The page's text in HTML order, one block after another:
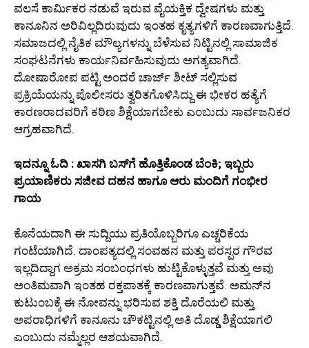
ವಲಸೆ ಕಾರ್ಮಿಕರ ನಡುವೆ ಇರುವ ವೈಯಕ್ತಿಕ ದ್ವೇಷಗಳು ಮತ್ತು
ಕಾನೂನಿನ ಅರಿವಿಲ್ಲದಿರುವುದು ಇಂತಹ ಕೃತ್ಯಗಳಿಗೆ ಕಾರಣವಾಗುತ್ತಿದೆ.
ಸಮಾಜದಲ್ಲಿ ನೈತಿಕ ಮೌಲ್ಯಗಳನ್ನು ಬೆಳೆಸುವ ನಿಟ್ಟಿನಲ್ಲಿ ಸಾಮಾಜಿಕ
ಸಂಘಟನೆಗಳು ಕಾರ್ಯನಿರ್ವಹಿಸುವುದು ಅಗತ್ಯವಾಗಿದೆ.
ದೋಷಾರೋಪ ಪಟ್ಟಿ ಅಂದರೆ ಚಾರ್ಜ್ ಶೀಟ್ ಸಲ್ಲಿಸುವ
ಪ್ರಕ್ರಿಯೆಯನ್ನು ಪೊಲೀಸರು ತ್ವರಿತಗೊಳಿಸಿದ್ದು ಈ ಭೀಕರ ಹತ್ಯೆಗೆ
ಕಾರಣರಾದವರಿಗೆ ಕಠಿಣ ಶಿಕ್ಷೆಯಾಗಬೇಕು ಎಂಬುದು ಸಾರ್ವಜನಿಕರ
ಆಗ್ರಹವಾಗಿದೆ.
ಇದನ್ನೂ ಓದಿ : ಖಾಸಗಿ ಬಸ್‌ಗೆ ಹೊತ್ತಿಕೊಂಡ ಬೆಂಕಿ; ಇಬ್ಬರು
ಪ್ರಯಾಣಿಕರು ಸಜೀವ ದಹನ ಹಾಗೂ ಆರು ಮಂದಿಗೆ ಗಂಭೀರ
ಗಾಯ
ಕೊನೆಯದಾಗಿ ಈ ಸುದ್ದಿಯು ಪ್ರತಿಯೊಬ್ಬರಿಗೂ ಎಚ್ಚರಿಕೆಯ
ಗಂಟೆಯಾಗಿದೆ. ದಾಂಪತ್ಯದಲ್ಲಿ ಸಂವಹನ ಮತ್ತು ಪರಸ್ಪರ ಗೌರವ
ಇಲ್ಲದಿದ್ದಾಗ ಅಕ್ರಮ ಸಂಬಂಧಗಳು ಹುಟ್ಟಿಕೊಳ್ಳುತ್ತವೆ ಮತ್ತು ಅವು
ಅಂತಿಮವಾಗಿ ಇಂತಹ ರಕ್ತಪಾತಕ್ಕೆ ಕಾರಣವಾಗುತ್ತವೆ. ಅಮನ್‌ನ
ಕುಟುಂಬಕ್ಕೆ ಈ ನೋವನ್ನು ಭರಿಸುವ ಶಕ್ತಿ ದೊರೆಯಲಿ ಮತ್ತು
ಅಪರಾಧಿಗಳಿಗೆ ಕಾನೂನು ಚೌಕಟ್ಟಿನಲ್ಲಿ ಅತಿ ದೊಡ್ಡ ಶಿಕ್ಷೆಯಾಗಲಿ
ಎಂಬುದು ನಮ್ಮೆಲ್ಲರ ಆಶಯವಾಗಿದೆ.